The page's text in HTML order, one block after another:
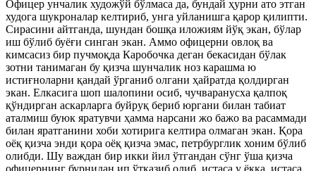
Офицер унчалик художўй бўлмаса да, бундай ҳурни ато этган
худога шукроналар келтириб, унга уйланишга қарор қилипти.
Сирасини айтганда, шундан бошқа иложиям йўқ экан, бўлар
иш бўлиб буёғи синган экан. Аммо офицерни овлоқ ва
кимсасиз бир пучмоқда Каробочка деган бекасидан бўлак
зотни танимаган бу қизча шунчалик ноз карашма ю
истиғноларни қандай ўрганиб олгани ҳайратда қолдирган
экан. Елкасига шоп шалопини осиб, чучваранусха қалпоқ
қўндирган аскарларга буйруқ бериб юргани билан табиат
аталмиш буюк яратувчи ҳамма нарсани жо бажо ва расаммади
билан яратганини хоби хотирига келтира олмаган экан. Қора
оёқ қизча энди қора оёқ қизча эмас, петрбурглик хоним бўлиб
олибди. Шу важдан бир икки йил ўтгандан сўнг ўша қизча
офицернинг бурнидан ип ўтказиб олиб, истаса у ёққа, истаса